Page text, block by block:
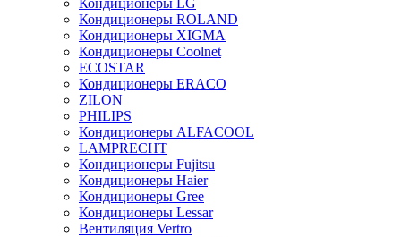
Кондиционеры LG
Кондиционеры ROLAND
Кондиционеры XIGMA
Кондиционеры Coolnet
ECOSTAR
Кондиционеры ERACO
ZILON
PHILIPS
Кондиционеры ALFACOOL
LAMPRECHT
Кондиционеры Fujitsu
Кондиционеры Haier
Кондиционеры Gree
Кондиционеры Lessar
Вентиляция Vertro